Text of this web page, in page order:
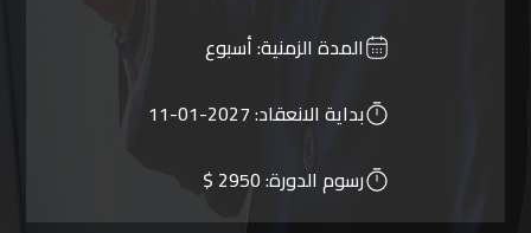
المدة الزمنية:أسبوع
بداية الانعقاد:2027-01-11
رسوم الدورة:2950 $